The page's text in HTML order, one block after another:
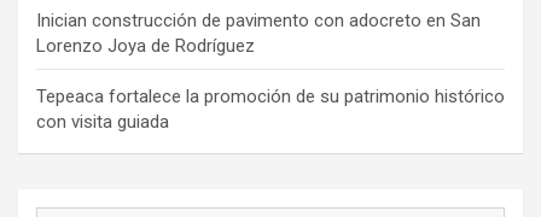
a
n
n
el
Inician construcción de pavimento con adocreto en San
Lorenzo Joya de Rodríguez
Tepeaca fortalece la promoción de su patrimonio histórico
con visita guiada